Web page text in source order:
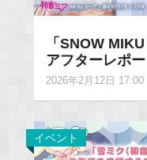
「SNOW
アフターレポ
2026年2月12日 17:00
イベント